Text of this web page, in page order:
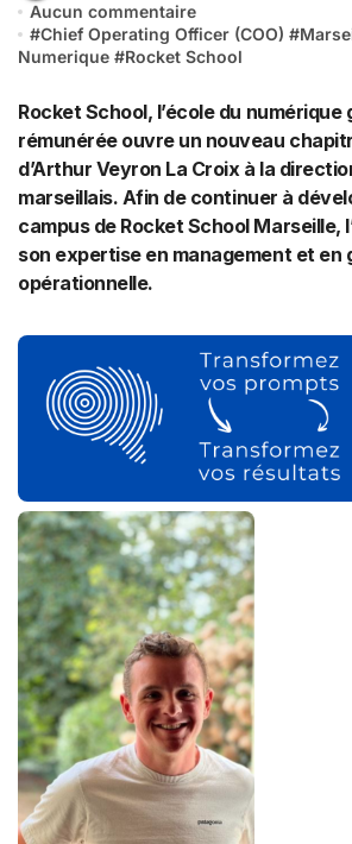
Aucun commentaire
#Chief Operating Officer (COO) #
Numerique #Rocket School
Rocket School, l’école du numérique gratuite et
rémunérée ouvre un nouveau
d’Arthur Veyron La Croix à la
marseillais. Afin de continuer à
campus de Rocket School Marseille,
son expertise en management et en
opérationnelle.